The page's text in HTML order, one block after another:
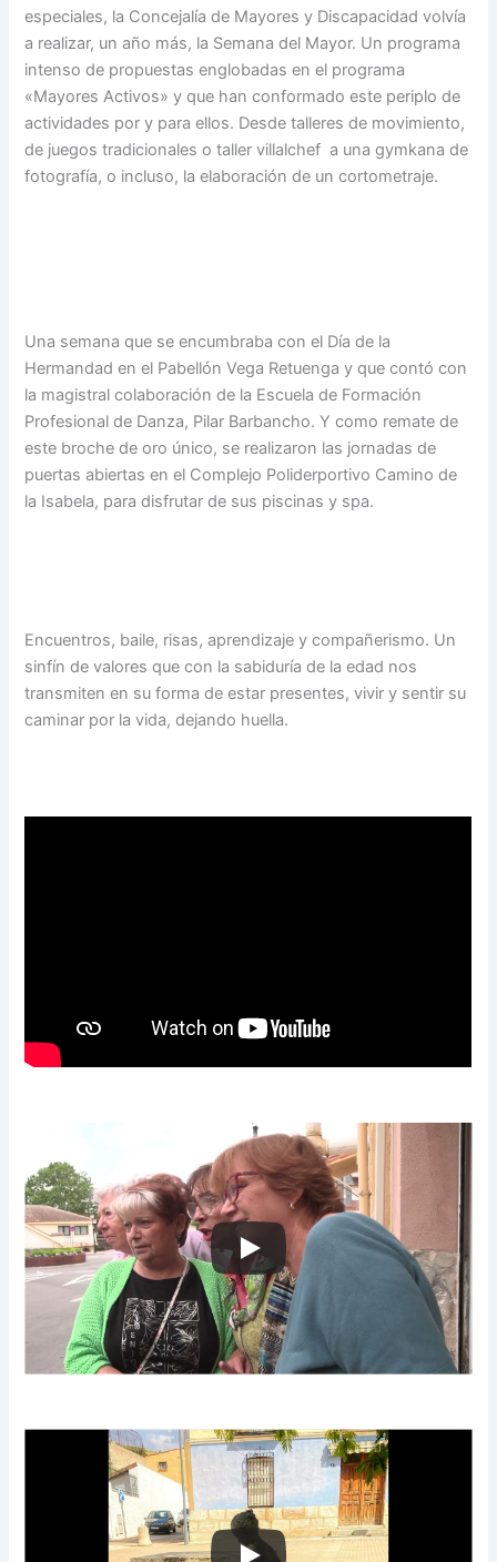
especiales, la Concejalía de Mayores y Discapacidad volvía
a realizar, un año más, la Semana del Mayor. Un programa
intenso de propuestas englobadas en el programa
«Mayores Activos» y que han conformado este periplo de
actividades por y para ellos. Desde talleres de movimiento,
de juegos tradicionales o taller villalchef a una gymkana de
fotografía, o incluso, la elaboración de un cortometraje.
Una semana que se encumbraba con el Día de la
Hermandad en el Pabellón Vega Retuenga y que contó con
la magistral colaboración de la Escuela de Formación
Profesional de Danza, Pilar Barbancho. Y como remate de
este broche de oro único, se realizaron las jornadas de
puertas abiertas en el Complejo Poliderportivo Camino de
la Isabela, para disfrutar de sus piscinas y spa.
Encuentros, baile, risas, aprendizaje y compañerismo. Un
sinfín de valores que con la sabiduría de la edad nos
transmiten en su forma de estar presentes, vivir y sentir su
caminar por la vida, dejando huella.